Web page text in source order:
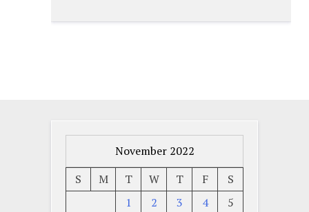
November 2022
S
M T W T F
S
1
2 3 4 5